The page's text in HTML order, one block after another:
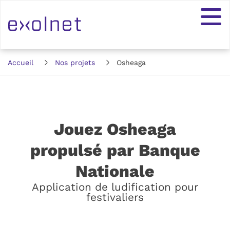
Accueil Nos projets Osheaga
Jouez Osheaga
propulsé par Banque
Nationale
Application de ludification pour
festivaliers